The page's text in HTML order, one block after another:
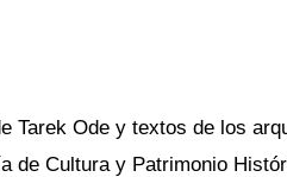
Tarek Ode y textos de los
de Cultura y Patrimonio